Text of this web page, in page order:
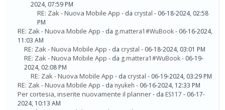
2024, 07:59 PM
RE: Zak - Nuova Mobile App - da crystal - 06-18-2024, 02:58
PM
RE: Zak - Nuova Mobile App - da g.mattera1#WuBook- 06-16-2024,
11:03 AM
RE: Zak - Nuova Mobile App - da crystal - 06-18-2024, 03:01 PM
RE: Zak - Nuova Mobile App - da g.mattera1#WuBook- 06-19-
2024, 02:08 PM
RE: Zak - Nuova Mobile App - da crystal - 06-19-2024, 03:29 PM
RE: Zak - Nuova Mobile App - da nyukeh - 06-16-2024, 12:33 PM
Per cortesia, inserite nuovamente il planner- da ES117 - 06-17-
2024, 10:13 AM